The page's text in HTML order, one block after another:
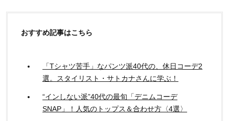
おすすめ記事はこちら
「Tシャツ苦手」なパンツ派40代の、休日コーデ2
選。スタイリスト・サトカナさんに学ぶ！
“インしない派”40代の最旬「デニムコーデ
SNAP」！人気のトップス＆合わせ方〈4選〉